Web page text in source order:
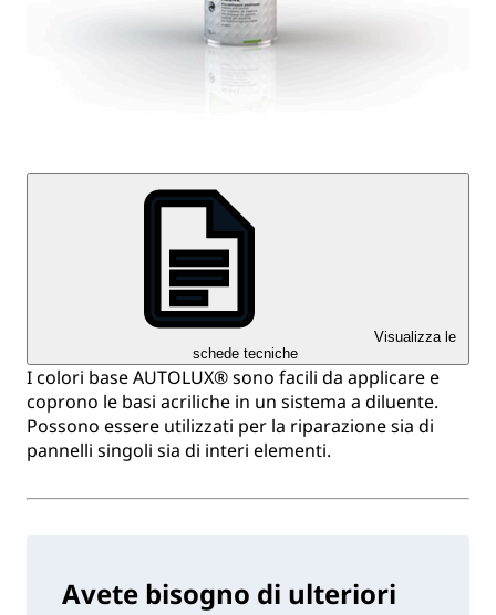
Visualizza le
schede tecniche
I colori base AUTOLUX® sono facili da applicare e
coprono le basi acriliche in un sistema a diluente.
Possono essere utilizzati per la riparazione sia di
pannelli singoli sia di interi elementi.
Avete bisogno di ulteriori